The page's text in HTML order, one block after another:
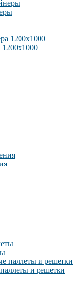
1200х1000
и решетки